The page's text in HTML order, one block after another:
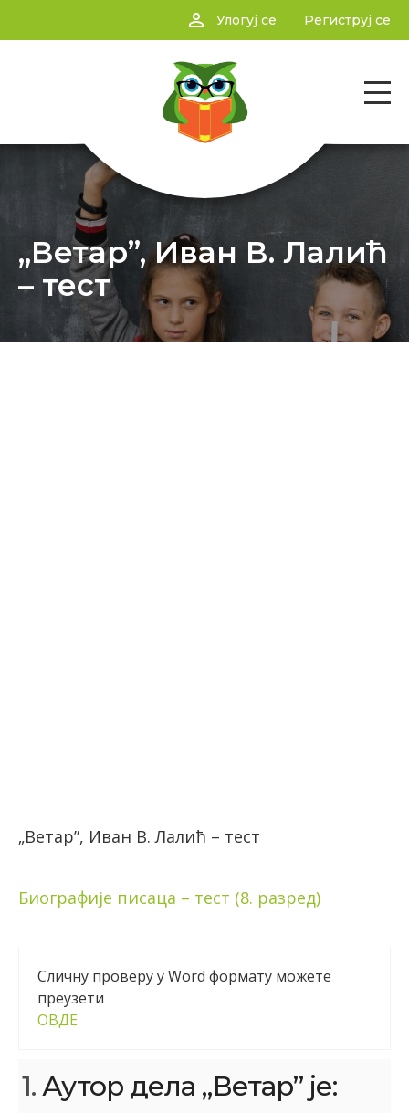
person_outline Улогуј се Региструј се
„Ветар”, Иван В. Лалић
– тест
„Ветар”, Иван В. Лалић – тест
Биографије писаца – тест (8. разред)
Сличну проверу у Word формату можете
преузети
ОВДЕ
1.Аутор дела „Ветар” је: